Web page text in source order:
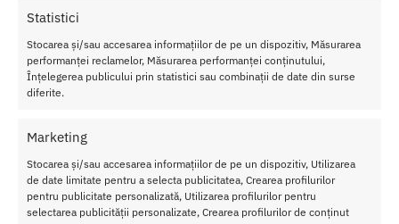
Statistici
Stocarea și/sau accesarea informațiilor de pe un dispozitiv, Măsurarea
performanței reclamelor, Măsurarea performanței conținutului,
Înțelegerea publicului prin statistici sau combinații de date din surse
diferite.
Marketing
Stocarea și/sau accesarea informațiilor de pe un dispozitiv, Utilizarea
de date limitate pentru a selecta publicitatea, Crearea profilurilor
pentru publicitate personalizată, Utilizarea profilurilor pentru
selectarea publicității personalizate, Crearea profilurilor de conținut
acvat
(apa)
metil
locta
naph